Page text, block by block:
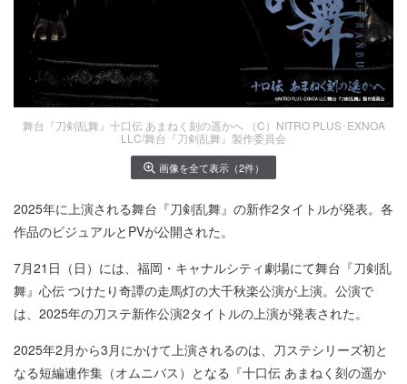
舞台『刀剣乱舞』十口伝 あまねく刻の遥かへ （C）NITRO PLUS･EXNOA
LLC/舞台『刀剣乱舞』製作委員会
画像を全て表示（2件）
2025年に上演される舞台『刀剣乱舞』の新作2タイトルが発表。各
作品のビジュアルとPVが公開された。
7月21日（日）には、福岡・キャナルシティ劇場にて舞台『刀剣乱
舞』心伝 つけたり奇譚の走馬灯の大千秋楽公演が上演。公演で
は、2025年の刀ステ新作公演2タイトルの上演が発表された。
2025年2月から3月にかけて上演されるのは、刀ステシリーズ初と
なる短編連作集（オムニバス）となる『十口伝 あまねく刻の遥か